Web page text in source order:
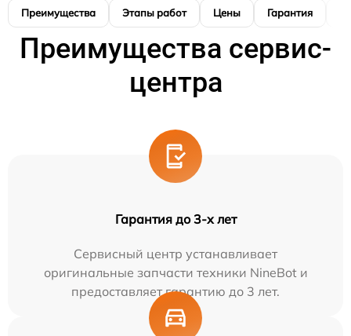
Преимущества Этапы работ Цены Гарантия
Преимущества сервис-
центра
Гарантия до 3-х лет
Сервисный центр устанавливает
оригинальные запчасти техники NineBot и
предоставляет гарантию до 3 лет.